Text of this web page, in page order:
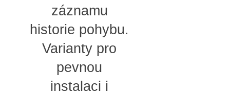
záznamu
historie pohybu.
Varianty pro
pevnou
instalaci i